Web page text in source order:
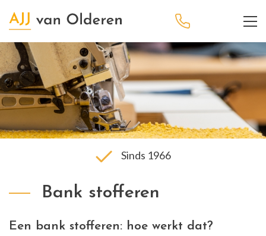
Sinds 1966
Bank stofferen
Een bank stofferen: hoe werkt dat?